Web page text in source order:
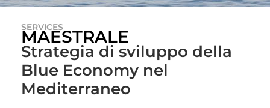
SERVICES
MAESTRALE
Strategia di sviluppo della
Blue Economy nel
Mediterraneo